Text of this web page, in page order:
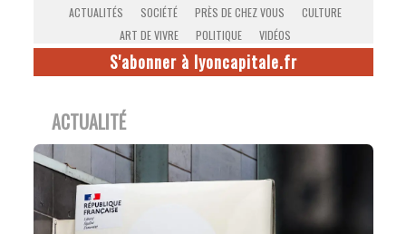
ACTUALITÉS SOCIÉTÉ PRÈS DE CHEZ VOUS
CULTURE
ART DE VIVRE
POLITIQUE VIDÉOS
S'abonner à lyoncapitale.fr
ACTUALITÉ